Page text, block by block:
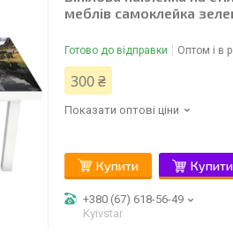
меблів самоклейка
Готово до відправки Оптом і в
300 ₴
Показати оптові ціни
Купити
+380 (67) 618-56-49
Kyivstar